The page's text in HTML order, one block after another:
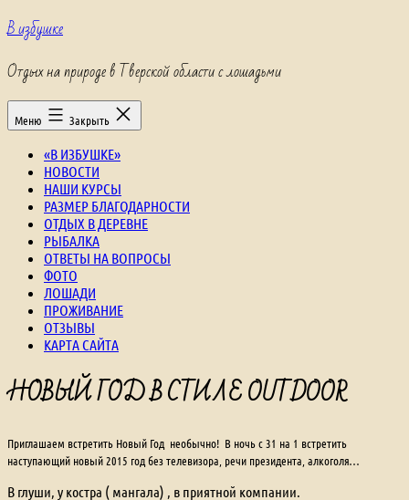
Перейти
к
В избушке
Отдых на природе в Тверской области с лошадьми
Меню Закрыть
«В ИЗБУШКЕ»
НОВОСТИ
НАШИ КУРСЫ
РАЗМЕР БЛАГОДАРНОСТИ
ОТДЫХ В ДЕРЕВНЕ
РЫБАЛКА
ОТВЕТЫ НА ВОПРОСЫ
ФОТО
ЛОШАДИ
ПРОЖИВАНИЕ
ОТЗЫВЫ
КАРТА САЙТА
НОВЫЙ ГОД В СТИЛЕ OUTDOOR
Приглашаем встретить Новый Год необычно! В ночь с 31 на 1 встретить
наступающий новый 2015 год без телевизора, речи президента, алкоголя…
В глуши, у костра ( мангала) , в приятной компании.